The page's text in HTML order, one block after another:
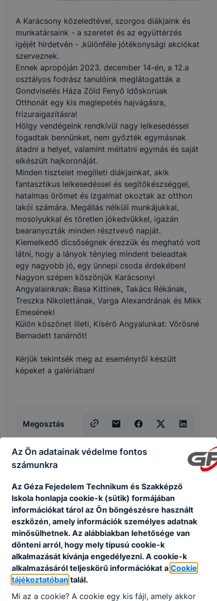
A Karácsony közeledtével, szorgos diákjaink és
munkatársaink - a szeretet és az együttérzés
igéjét hirdetvén - ,különféle jótékonysági akciókat
szerveznek.
Ennek apropóján 2023. december 14-én, a 12.a
osztályos fodrász tanulóink meglátogatták a
Gondviselés Háza Zöld Fenyő Időskorúak
Otthonát egy kis meglepetés hajvágásra,
frizuraigazításra!
Hölgy vendégeink rendkívül nagy lelkesedéssel
fogadtak bennünket, nem győzték egymásnak
átadni a helyet, valamint méltatni egymás és saját
elkészült hajkoronáját.
Minden tisztelet megilleti diákjainkat, akik
fantasztikus lelkesedéssel és segítőkészséggel,
hatalmas örömet és izgalmat okoztak az otthon
lakói számára. Megállás nélküli munkájukkal,
mosolyukkal és töretlen jókedvükkel, igazán
bearanyozták minden résztvevő napját.
Kiemelkedő dicsőségnek érezzük és megható volt
látni, hogy a lányok tényleg mindent beleadtak
egy nagyobb jó, egy ünnepi csoda érdekében!
Nagyon szépen köszönjük Karácsonyi
Angyalainknak: Basa Kittinek, Takács Rékának,
Treszka Nikolettának, Varga Alexandrának és Mikk
Emesének!
Külön köszönet illeti, Kísérő Angyalunkat: Vörösné
Bernadett tanárnőt!
Kérjük tekintsék meg az eseményről készült
képeket a galériában!
Megosztás
Az Ön adatainak védelme fontos
számunkra
Az Géza Fejedelem Technikum és Szakképző
Iskola honlapja cookie-k (sütik) formájában
információkat tárol az Ön böngészésre használt
eszközén, amely információk személyes adatnak
minősülhetnek. Az alábbiakban lehetősége van
dönteni arról, hogy mely típusú cookie-k
alkalmazását kívánja engedélyezni. A cookie-k
alkalmazásáról teljeskörű információkat a Cookie
tájékoztatóban talál.
Mi az a cookie? A cookie egy kis fájl, amely akkor